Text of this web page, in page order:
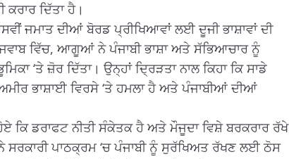
ਦਿੱਤਾ ਹੈ।
ਜਮਾਤ ਦੀਆਂ ਬੋਰਡ ਪ੍ਰੀਖਿਆਵਾਂ ਲਈ ਦੂਜੀ ਭਾਸ਼ਾਵਾਂ ਦੀ
ਵਿੱਚ, ਆਗੂਆਂ ਨੇ ਪੰਜਾਬੀ ਭਾਸ਼ਾ ਅਤੇ ਸੱਭਿਆਚਾਰ ਨੂੰ
‘ਤੇ ਜ਼ੋਰ ਦਿੱਤਾ। ਉਨ੍ਹਾਂ ਦ੍ਰਿੜਤਾ ਨਾਲ ਕਿਹਾ ਕਿ ਸਾਡੇ
ਭਾਸ਼ਾਈ ਵਿਰਸੇ ‘ਤੇ ਹਮਲਾ ਹੈ ਅਤੇ ਪੰਜਾਬੀਆਂ ਦੀਆਂ
ਡਰਾਫਟ ਨੀਤੀ ਸੰਕੇਤਕ ਹੈ ਅਤੇ ਮੌਜੂਦਾ ਵਿਸ਼ੇ ਬਰਕਰਾਰ ਰੱਖੇ
ਪਾਠਕ੍ਰਮ ‘ਚ ਪੰਜਾਬੀ ਨੂੰ ਸੁਰੱਖਿਅਤ ਰੱਖਣ ਲਈ ਠੋਸ